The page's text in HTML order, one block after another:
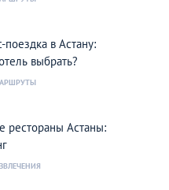
поездка в Астану:
выбрать?
рестораны Астаны: